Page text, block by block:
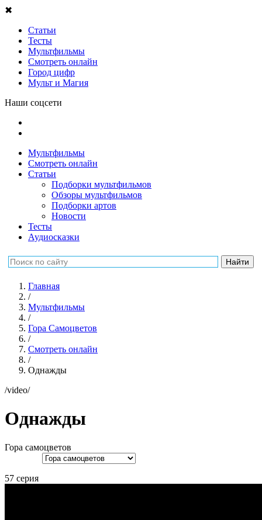
✖
Статьи
Тесты
Мультфильмы
Смотреть онлайн
Город цифр
Мульт и Магия
Наши соцсети
Мультфильмы
Смотреть онлайн
Статьи
Подборки мультфильмов
Обзоры мультфильмов
Подборки артов
Новости
Тесты
Аудиосказки
Главная
/
Мультфильмы
/
Гора Самоцветов
/
Смотреть онлайн
/
Однажды
/video/
Однажды
Гора cамоцветов
57 серия